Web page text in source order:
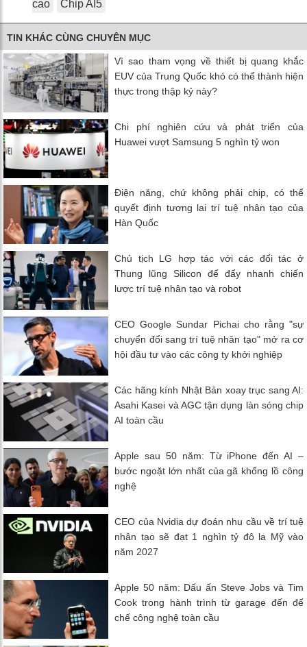
cao Chip AI5
TIN KHÁC CÙNG CHUYÊN MỤC
Vì sao tham vọng về thiết bị quang khắc
EUV của Trung Quốc khó có thể thành hiện
thực trong thập kỷ này?
Chi phí nghiên cứu và phát triển của
Huawei vượt Samsung 5 nghìn tỷ won
Điện năng, chứ không phải chip, có thể
quyết định tương lai trí tuệ nhân tạo của
Hàn Quốc
Chủ tịch LG hợp tác với các đối tác ở
Thung lũng Silicon để đẩy nhanh chiến
lược trí tuệ nhân tạo và robot
CEO Google Sundar Pichai cho rằng "sự
chuyển đổi sang trí tuệ nhân tạo" mở ra cơ
hội đầu tư vào các công ty khởi nghiệp
Các hãng kính Nhật Bản xoay trục sang AI:
Asahi Kasei và AGC tận dụng làn sóng chip
AI toàn cầu
Apple sau 50 năm: Từ iPhone đến AI –
bước ngoặt lớn nhất của gã khổng lồ công
nghệ
CEO của Nvidia dự đoán nhu cầu về trí tuệ
nhân tạo sẽ đạt 1 nghìn tỷ đô la Mỹ vào
năm 2027
Apple 50 năm: Dấu ấn Steve Jobs và Tim
Cook trong hành trình từ garage đến đế
chế công nghệ toàn cầu